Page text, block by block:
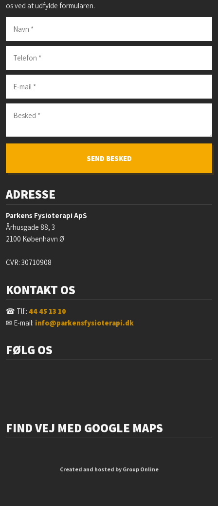
os ved at udfylde formularen.
ADRESSE
Parkens Fysioterapi ApS
Århusgade 88, 3
2100 København Ø
CVR: 30710908
KONTAKT OS
☎ Tlf.: 44 45 13 10
✉ E-mail: info@parkensfysioterapi.dk
FØLG OS
FIND VEJ MED GOOGLE MAPS
Created and hosted by Group Online